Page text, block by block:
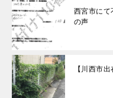
西宮市に
の声
【川西市